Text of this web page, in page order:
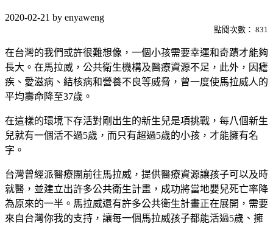
2020-02-21 by enyaweng
點閱次數： 831
在台灣的我們或許很難想像，一個小孩需要幸運和奇蹟才能夠
長大。在馬拉威，公共衛生機構及醫療資源不足，此外，因瘧
疾、愛滋病、結核病和營養不良等威脅，曾一度使馬拉威人的
平均壽命降至37歲。
在這樣的環境下存活對剛出生的新生兒是項挑戰，每八個新生
兒就有一個活不過5歲，而只有超過5歲的小孩，才能擁有名
字。
台灣曾經派醫療團前往馬拉威，提供醫療資源讓孩子可以及時
就醫，並建立出許多公共衛生計畫，成功將當地嬰兒死亡率降
為原來的一半。馬拉威還有許多公共衛生計畫正在展開，需要
來自台灣你我的支持，讓每一個馬拉威孩子都能活過5歲、擁